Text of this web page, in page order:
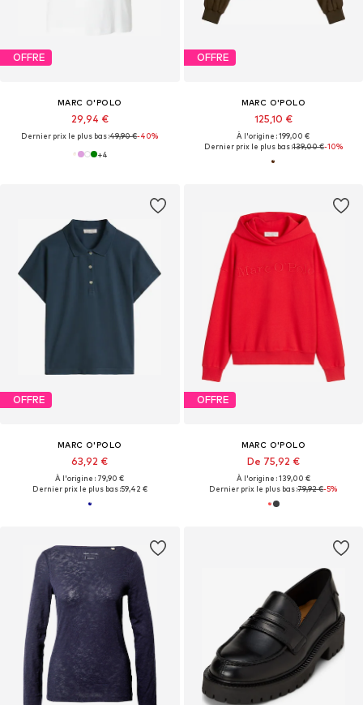
OFFRE
MARC O'POLO
29,94 €
Dernier prix le plus bas :49,90 €-40%
+4
OFFRE
MARC O'POLO
125,10 €
À l'origine : 199,00 €
Dernier prix le plus bas :139,00 €-10%
OFFRE
MARC O'POLO
63,92 €
À l'origine : 79,90 €
Dernier prix le plus bas :59,42 €
OFFRE
MARC O'POLO
De 75,92 €
À l'origine : 139,00 €
Dernier prix le plus bas :79,92 €-5%